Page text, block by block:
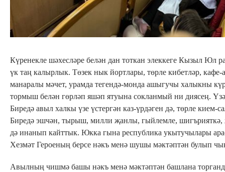
Күренекле шәхесләре белән дан тоткан элеккеге Кызыл Юл
үк таң калырлык. Төзек нык йортлары, төрле кибетләр, кафе-
манаралы мәчет, урамда тегендә-монда ашыгучы халыкны
тормыш белән гөрләп яшәп ятуына сокланмый ни диясең.
Биредә авыл халкы үзе үстергән каз-үрдәген дә, төрле кием-
Биредә эшчән, тырыш, милли җанлы, гыйлемле, шигърияткә,
дә инанып кайттык. Юкка гына республика укытучылары
Хезмәт Героеның берсе нәкъ менә шушы мәктәптән булып
Авылның чишмә башы нәкъ менә мәктәптән башлана